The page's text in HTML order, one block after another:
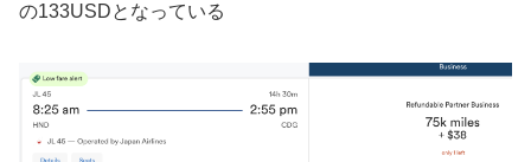
の133USDとなっている